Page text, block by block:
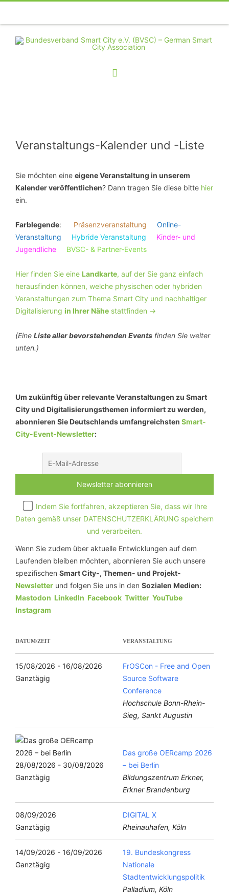
TelefonFacebookTwitterYoutubeInstagramLinkedinRSS
Veranstaltungs-Kalender und -Liste
Sie möchten eine eigene Veranstaltung in unserem
Kalender veröffentlichen? Dann tragen Sie diese bitte hier
ein.
Farblegende: Präsenzveranstaltung
Online-
Veranstaltung
Hybride Veranstaltung
Kinder- und
Jugendliche
BVSC- & Partner-Events
Hier finden Sie eine Landkarte, auf der Sie ganz einfach
herausfinden können, welche physischen oder hybriden
Veranstaltungen zum Thema Smart City und nachhaltiger
Digitalisierung in Ihrer Nähe stattfinden ->
(Eine Liste aller bevorstehenden Events finden Sie weiter
unten.)
Um zukünftig über relevante Veranstaltungen zu Smart
City und Digitalisierungsthemen informiert zu werden,
abonnieren Sie Deutschlands umfangreichsten Smart-
City-Event-Newsletter:
Indem Sie fortfahren, akzeptieren Sie, dass wir Ihre
Daten gemäß unser DATENSCHUTZERKLÄRUNG speichern
und verarbeiten.
Wenn Sie zudem über aktuelle Entwicklungen auf dem
Laufenden bleiben möchten, abonnieren Sie auch unsere
spezifischen Smart City-, Themen- und Projekt-
Newsletter und folgen Sie uns in den Sozialen Medien:
Mastodon LinkedIn Facebook Twitter YouTube
Instagram
DATUM/ZEIT VERANSTALTUNG
15/08/2026 - 16/08/2026
Ganztägig
FrOSCon - Free and Open
Source Software
Conference
Hochschule Bonn-Rhein-
Sieg, Sankt Augustin
28/08/2026 - 30/08/2026
Ganztägig
Das große OERcamp 2026
– bei Berlin
Bildungszentrum Erkner,
Erkner Brandenburg
08/09/2026
Ganztägig
DIGITAL X
Rheinauhafen, Köln
14/09/2026 - 16/09/2026
Ganztägig
19. Bundeskongress
Nationale
Stadtentwicklungspolitik
Palladium, Köln